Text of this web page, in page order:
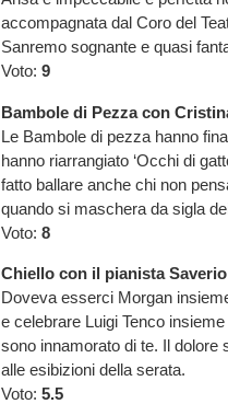
accompagnata dal Coro del
Sanremo sognante e quasi
Voto: 9
Bambole di Pezza con
Le Bambole di pezza hanno
hanno riarrangiato ‘Occhi di
fatto ballare anche chi non
quando si maschera da sigla
Voto: 8
Chiello con il pianista
Doveva esserci Morgan
e celebrare Luigi Tenco
sono innamorato di te. Il dolore
alle esibizioni della serata.
Voto: 5.5